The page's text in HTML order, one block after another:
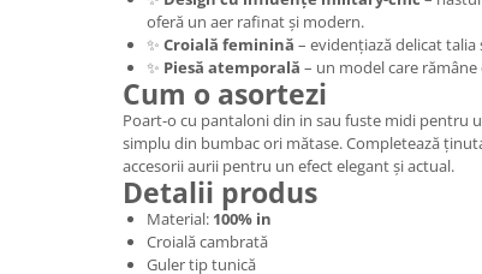
oferă un aer rafinat și modern.
✨ Croială feminină – evidențiază delicat
✨ Piesă atemporală – un model care
Cum o asortezi
Poart-o cu pantaloni din in sau fuste midi pentru
simplu din bumbac ori mătase. Completează
accesorii aurii pentru un efect elegant și actual.
Detalii produs
Material: 100% in
Croială cambrată
Guler tip tunică